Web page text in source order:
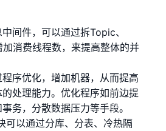
间件，可以通过拆Topic、
消费线程数，来提高整体的并
序优化，增加机器，从而提高
处理能力。优化程序如前边提
务，分散数据压力等手段。
可以通过分库、分表、冷热隔